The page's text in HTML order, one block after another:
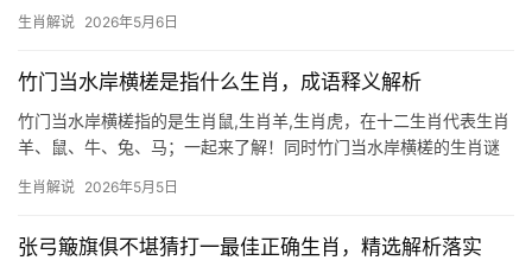
子唱戏\”这一谜题，暗藏生肖文化的玄机，本文将深入解读三个相关
生肖解说 2026年5月6日
竹门当水岸横槎是指什么生肖，成语释义解析
竹门当水岸横槎指的是生肖鼠,生肖羊,生肖虎，在十二生肖代表生肖
羊、鼠、牛、兔、马；一起来了解！同时竹门当水岸横槎的生肖谜
拆解来看，“竹门”为“生肖羊”（竹编门帘象征羊角弯曲），“水岸横
生肖解说 2026年5月5日
张弓簸旗俱不堪猜打一最佳正确生肖，精选解析落实